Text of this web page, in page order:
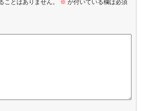
ことはありません。 ※ が付いている欄は必須